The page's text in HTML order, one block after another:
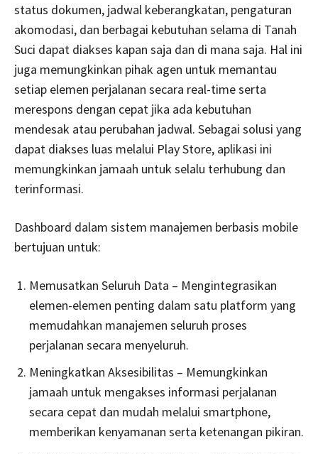
status dokumen, jadwal keberangkatan, pengaturan
akomodasi, dan berbagai kebutuhan selama di Tanah
Suci dapat diakses kapan saja dan di mana saja. Hal ini
juga memungkinkan pihak agen untuk memantau
setiap elemen perjalanan secara real-time serta
merespons dengan cepat jika ada kebutuhan
mendesak atau perubahan jadwal. Sebagai solusi yang
dapat diakses luas melalui Play Store, aplikasi ini
memungkinkan jamaah untuk selalu terhubung dan
terinformasi.
Dashboard dalam sistem manajemen berbasis mobile
bertujuan untuk:
Memusatkan Seluruh Data – Mengintegrasikan
elemen-elemen penting dalam satu platform yang
memudahkan manajemen seluruh proses
perjalanan secara menyeluruh.
Meningkatkan Aksesibilitas – Memungkinkan
jamaah untuk mengakses informasi perjalanan
secara cepat dan mudah melalui smartphone,
memberikan kenyamanan serta ketenangan pikiran.